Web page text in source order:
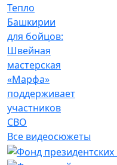
Тепло
Башкирии
для бойцов:
Швейная
мастерская
«Марфа»
поддерживает
участников
СВО
Все видеосюжеты